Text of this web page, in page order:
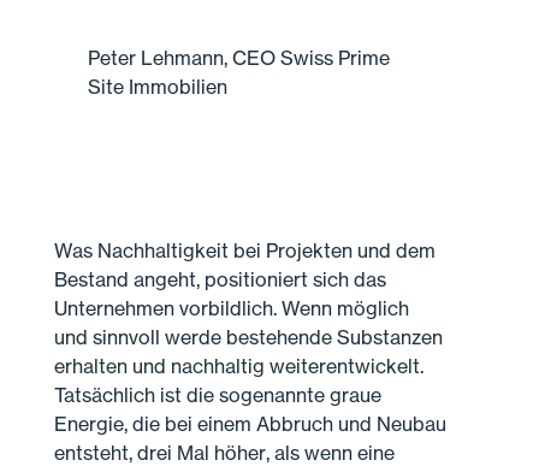
Peter Lehmann, CEO Swiss Prime
Site Immobilien
Was Nachhaltigkeit bei Projekten und dem
Bestand angeht, positioniert sich das
Unternehmen vorbildlich. Wenn möglich
und sinnvoll werde bestehende Substanzen
erhalten und nachhaltig weiterentwickelt.
Tatsächlich ist die sogenannte graue
Energie, die bei einem Abbruch und Neubau
entsteht, drei Mal höher, als wenn eine